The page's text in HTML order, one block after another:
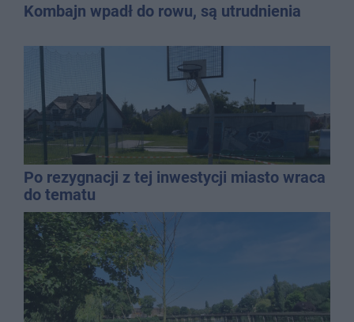
Kombajn wpadł do rowu, są utrudnienia
Po rezygnacji z tej inwestycji miasto wraca
do tematu